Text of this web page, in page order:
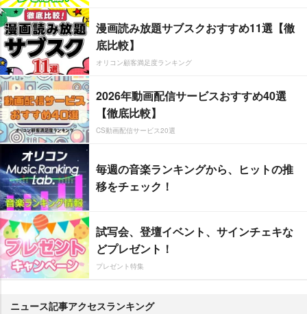
漫画読み放題サブスクおすすめ11選【徹
底比較】
オリコン顧客満足度ランキング
2026年動画配信サービスおすすめ40選
【徹底比較】
CS動画配信サービス20選
毎週の音楽ランキングから、ヒットの推
移をチェック！
試写会、登壇イベント、サインチェキな
どプレゼント！
プレゼント特集
ニュース記事アクセスランキング